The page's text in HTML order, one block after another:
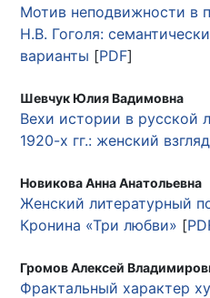
Мотив неподвижности в
Н.В. Гоголя:
варианты [PDF]
Шевчук Юлия Вадимовна
Вехи истории в русской
1920-х гг.: женский взгляд
Новикова Анна Анатольевна
Женский литературный
Кронина «Три любви» [
Громов Алексей
Фрактальный характер